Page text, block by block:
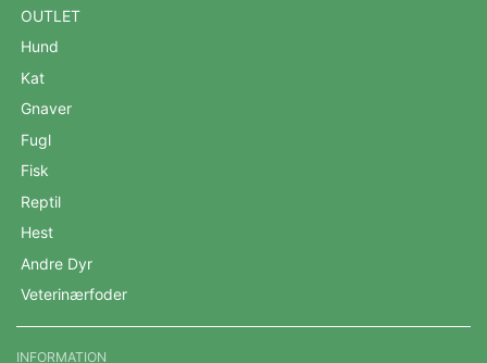
OUTLET
Hund
Kat
Gnaver
Fugl
Fisk
Reptil
Hest
Andre Dyr
Veterinærfoder
INFORMATION